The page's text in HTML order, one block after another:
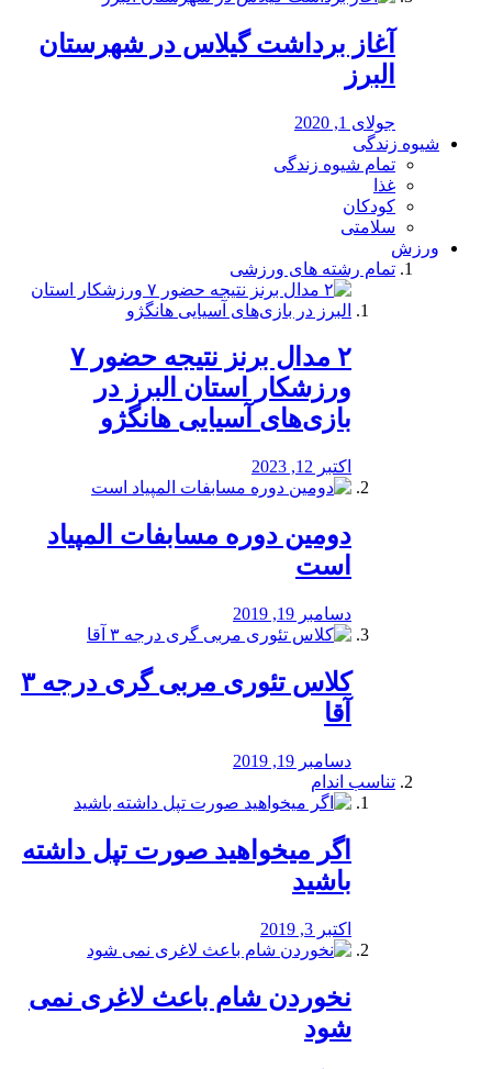
آغاز برداشت گیلاس در شهرستان
البرز
جولای 1, 2020
شیوه زندگی
تمام شیوه زندگی
غذا
کودکان
سلامتی
ورزش
تمام رشته های ورزشی
۲ مدال برنز نتیجه حضور ۷
ورزشکار استان البرز در
بازی‌های آسیایی هانگژو
اکتبر 12, 2023
دومین دوره مسابفات المپیاد
است
دسامبر 19, 2019
کلاس تئوری مربی گری درجه ۳
آقا
دسامبر 19, 2019
تناسب اندام
اگر میخواهید صورت تپل داشته
باشید
اکتبر 3, 2019
نخوردن شام باعث لاغری نمی
‌شود